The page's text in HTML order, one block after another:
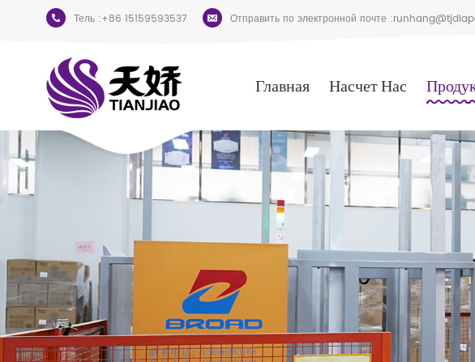
Тель :+86 15159593537 Отправить по электронной почте :
Главная Насчет Нас